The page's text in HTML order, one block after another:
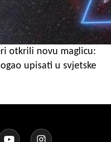
otkrili novu maglicu:
upisati u svjetske